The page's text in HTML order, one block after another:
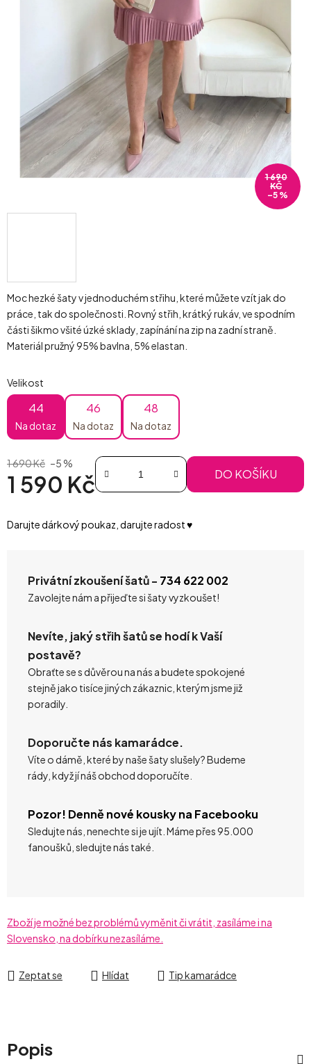
Moc hezké šaty v jednoduchém střihu, které můžete vzít jak do
práce, tak do společnosti. Rovný střih, krátký rukáv, ve spodním
části šikmo všité úzké sklady, zapínání na zip na zadní straně.
Materiál pružný 95% bavlna, 5% elastan.
Velikost
44
Na dotaz
46
Na dotaz
48
Na dotaz
1 690 Kč –5 %
1 590 Kč DO KOŠÍKU
Darujte dárkový poukaz, darujte radost ♥️
Privátní zkoušení šatů - 734 622 002
Zavolejte nám a přijeďte si šaty vyzkoušet!
Nevíte, jaký střih šatů se hodí k Vaší
postavě?
Obraťte se s důvěrou na nás a budete spokojené
stejně jako tisíce jiných zákaznic, kterým jsme již
poradily.
Doporučte nás kamarádce.
Víte o dámě, které by naše šaty slušely? Budeme
rády, když jí náš obchod doporučíte.
Pozor! Denně nové kousky na Facebooku
Sledujte nás, nenechte si je ujít. Máme přes 95.000
fanoušků, sledujte nás také.
Zboží je možné bez problémů vyměnit či vrátit, zasíláme i na
Slovensko, na dobírku nezasíláme.
Zeptat se Hlídat Tip kamarádce
1 690
KČ
–5 %
Popis